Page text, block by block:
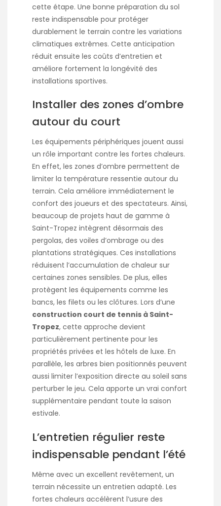
cette étape. Une bonne préparation du sol
reste indispensable pour protéger
durablement le terrain contre les variations
climatiques extrêmes. Cette anticipation
réduit ensuite les coûts d’entretien et
améliore fortement la longévité des
installations sportives.
Installer des zones d’ombre
autour du court
Les équipements périphériques jouent aussi
un rôle important contre les fortes chaleurs.
En effet, les zones d’ombre permettent de
limiter la température ressentie autour du
terrain. Cela améliore immédiatement le
confort des joueurs et des spectateurs. Ainsi,
beaucoup de projets haut de gamme à
Saint-Tropez intègrent désormais des
pergolas, des voiles d’ombrage ou des
plantations stratégiques. Ces installations
réduisent l’accumulation de chaleur sur
certaines zones sensibles. De plus, elles
protègent les équipements comme les
bancs, les filets ou les clôtures. Lors d’une
construction court de tennis à Saint-
Tropez, cette approche devient
particulièrement pertinente pour les
propriétés privées et les hôtels de luxe. En
parallèle, les arbres bien positionnés peuvent
aussi limiter l’exposition directe au soleil sans
perturber le jeu. Cela apporte un vrai confort
supplémentaire pendant toute la saison
estivale.
L’entretien régulier reste
indispensable pendant l’été
Même avec un excellent revêtement, un
terrain nécessite un entretien adapté. Les
fortes chaleurs accélèrent l’usure des